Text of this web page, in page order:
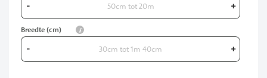
- +
Breedte (cm) info
- +